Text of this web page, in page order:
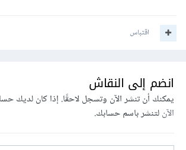
اقتباس
انضم إلى النقاش
يمكنك أن تنشر الآن وتسجل لاحقًا. إذا كان لديك
الآنلتنشر باسم حسابك.